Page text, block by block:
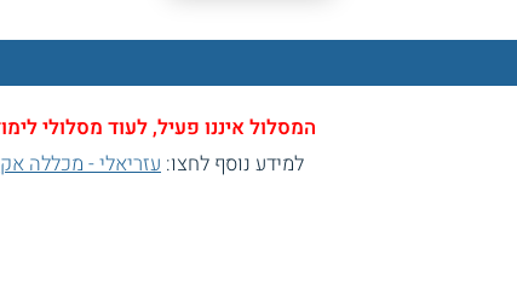
המסלול איננו פעיל, לעוד מסלולי
למידע נוסף לחצו: עזריאלי - מכללה